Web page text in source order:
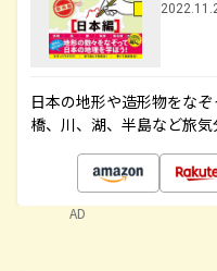
日本の地形や造形物をな
橋、川、湖、半島など旅
AD